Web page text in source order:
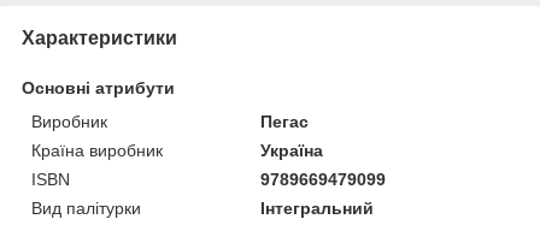
Характеристики
Основні атрибути
Виробник
Пегас
Країна виробник
Україна
ISBN
9789669479099
Вид палітурки
Інтегральний